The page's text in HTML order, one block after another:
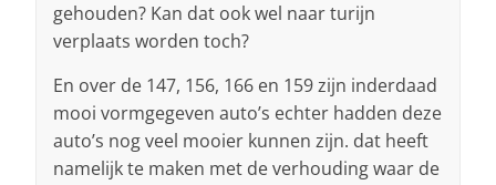
gehouden? Kan dat ook wel naar turijn
verplaats worden toch?
En over de 147, 156, 166 en 159 zijn inderdaad
mooi vormgegeven auto’s echter hadden deze
auto’s nog veel mooier kunnen zijn. dat heeft
namelijk te maken met de verhouding waar de